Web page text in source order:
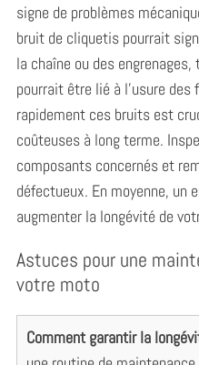
signe de problèmes
bruit de cliquetis pourrait
la chaîne ou des
pourrait être lié à l’usure
rapidement ces bruits est
coûteuses à long terme.
composants concernés et
défectueux. En moyenne, un
augmenter la longévité de
Astuces pour une
votre moto
Comment garantir la